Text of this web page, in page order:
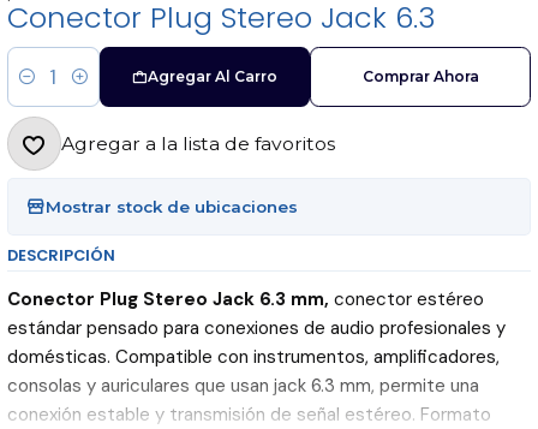
Conector Plug Stereo Jack 6.3
Cantidad
Agregar Al Carro Comprar Ahora
Agregar a la lista de favoritos
Mostrar stock de ubicaciones
DESCRIPCIÓN
Conector Plug Stereo Jack 6.3 mm, conector estéreo
estándar pensado para conexiones de audio profesionales y
domésticas. Compatible con instrumentos, amplificadores,
consolas y auriculares que usan jack 6.3 mm, permite una
conexión estable y transmisión de señal estéreo. Formato